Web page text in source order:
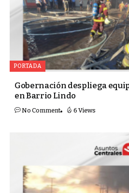
PORTADA
Gobernación despliega
en Barrio Lindo
No Comment 6 Views